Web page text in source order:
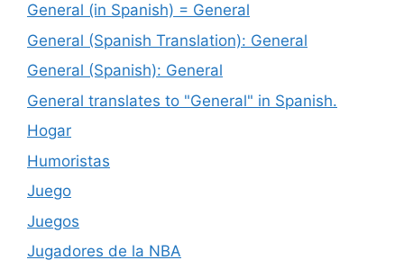
General (in Spanish) = General
General (Spanish Translation): General
General (Spanish): General
General translates to "General" in Spanish.
Hogar
Humoristas
Juego
Juegos
Jugadores de la NBA